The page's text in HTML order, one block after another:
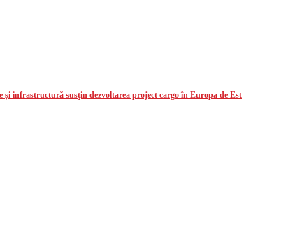
infrastructură susţin dezvoltarea project cargo în Europa de Est